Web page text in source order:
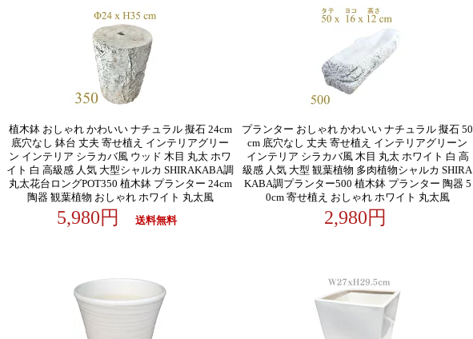
植木鉢 おしゃれ かわいい ナチュラル 擬石 24cm
底穴なし 鉢台 丈夫 寄せ植え インテリアグリー
ン インテリア シラカバ風 ウッド 木目 丸太 ホワ
イト 白 高級感 人気 大型シャルカ SHIRAKABA調
丸太花台ロングPOT350 植木鉢 プランター 24cm
陶器 観葉植物 おしゃれ ホワイト 丸太風
5,980円 送料無料
プランター おしゃれ かわいい ナチュラル 擬石 50
cm 底穴なし 丈夫 寄せ植え インテリアグリーン
インテリア シラカバ風 木目 丸太 ホワイト 白 高
級感 人気 大型 観葉植物 多肉植物シャルカ SHIRA
KABA調プランター500 植木鉢 プランター 陶器 5
0cm 寄せ植え おしゃれ ホワイト 丸太風
2,980円